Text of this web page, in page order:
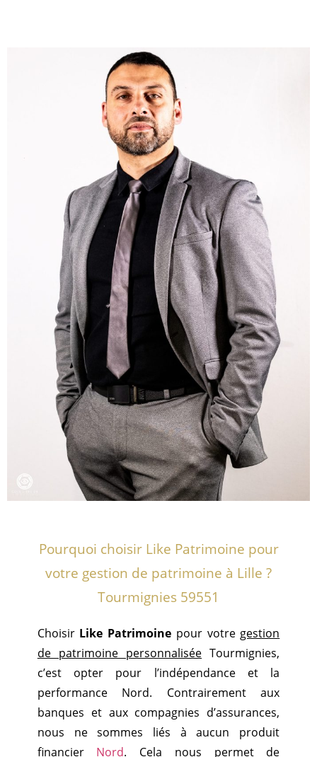
Pourquoi choisir Like Patrimoine pour
votre gestion de patrimoine à Lille ?
Tourmignies 59551
Choisir Like Patrimoine pour votre gestion
de patrimoine personnalisée Tourmignies,
c’est opter pour l’indépendance et la
performance Nord. Contrairement aux
banques et aux compagnies d’assurances,
nous ne sommes liés à aucun produit
financier Nord. Cela nous permet de